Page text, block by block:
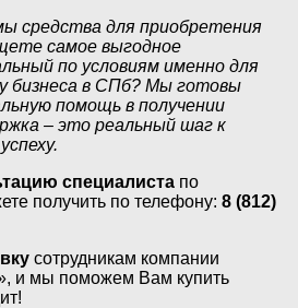
средства для приобретения
самое выгодное
по условиям именно для
бизнеса в СПб? Мы готовы
помощь в получении
– это реальный шаг к
специалиста по
получить по телефону: 8 (812)
сотрудникам компании
и мы поможем Вам купить